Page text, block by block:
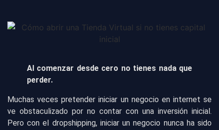
Al comenzar desde cero no tienes nada que
perder.
Muchas veces pretender iniciar un negocio en internet se
ve obstaculizado por no contar con una inversión inicial.
Pero con el dropshipping, iniciar un negocio nunca ha sido